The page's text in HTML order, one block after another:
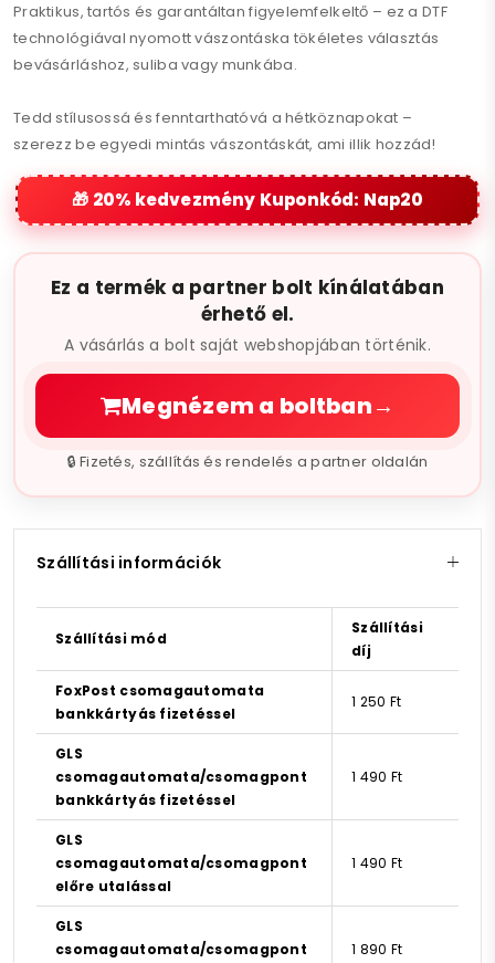
Praktikus, tartós és garantáltan figyelemfelkeltő – ez a DTF
technológiával nyomott vászontáska tökéletes választás
bevásárláshoz, suliba vagy munkába.
Tedd stílusossá és fenntarthatóvá a hétköznapokat –
szerezz be egyedi mintás vászontáskát, ami illik hozzád!
20% kedvezmény Kuponkód: Nap20
Ez a termék a partner bolt kínálatában
érhető el.
A vásárlás a bolt saját webshopjában történik.
Megnézem a boltban→
🔒 Fizetés, szállítás és rendelés a partner oldalán
Szállítási információk
Szállítási mód
Szállítási
díj
FoxPost csomagautomata
bankkártyás fizetéssel
1 250 Ft
GLS
csomagautomata/csomagpont
bankkártyás fizetéssel
1 490 Ft
GLS
csomagautomata/csomagpont
előre utalással
1 490 Ft
GLS
csomagautomata/csomagpont
1 890 Ft